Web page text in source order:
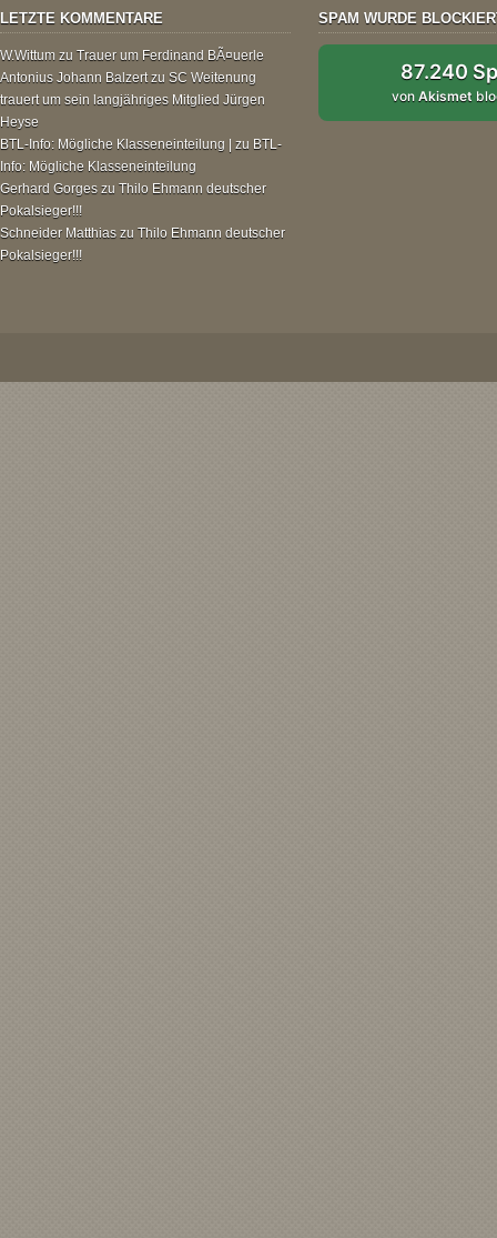
LETZTE KOMMENTARE
W.Wittum zu Trauer um Ferdinand BÃ¤uerle
Antonius Johann Balzertzu SC Weitenung
trauert um sein langjähriges Mitglied Jürgen
Heyse
BTL-Info: Mögliche Klasseneinteilung | zu BTL-
Info: Mögliche Klasseneinteilung
Gerhard Gorges zu Thilo Ehmann deutscher
Pokalsieger!!!
Schneider Matthias zu Thilo Ehmann deutscher
Pokalsieger!!!
SPAM WURDE
87.240
vonAkismet